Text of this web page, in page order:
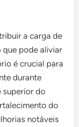
a carga de
pode aliviar
é crucial para
durante
superior do
do
notáveis